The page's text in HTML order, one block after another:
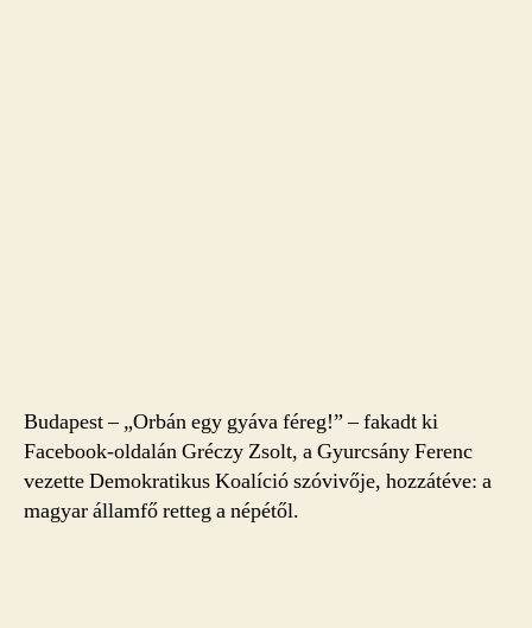
Budapest – „Orbán egy gyáva féreg!” – fakadt ki
Facebook-oldalán Gréczy Zsolt, a Gyurcsány Ferenc
vezette Demokratikus Koalíció szóvivője, hozzátéve: a
magyar államfő retteg a népétől.